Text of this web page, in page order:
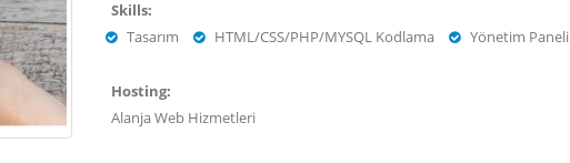
Skills:
Tasarım
HTML/CSS/PHP/MYSQL Kodlama Yönetim Paneli
Hosting:
Alanja Web Hizmetleri